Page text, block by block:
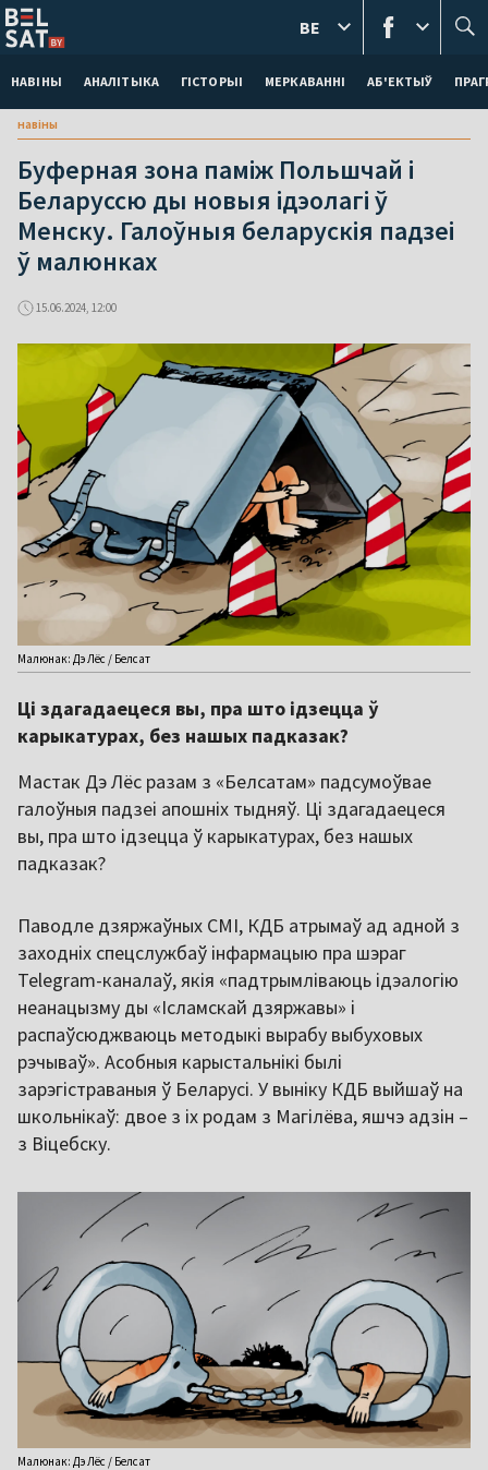
НАВІНЫ АНАЛІТЫКА ГІСТОРЫІ МЕРКАВАННI АБ'ЕКТЫЎ
BE
навіны
Буферная зона паміж Польшчай і
Беларуссю ды новыя ідэолагі ў
Менску. Галоўныя беларускія падзеі
ў малюнках
15.06.2024, 12:00
Малюнак: Дэ Лёс / Белсат
Ці здагадаецеся вы, пра што ідзецца ў
карыкатурах, без нашых падказак?
Мастак Дэ Лёс разам з «Белсатам» падсумоўвае
галоўныя падзеі апошніх тыдняў. Ці здагадаецеся
вы, пра што ідзецца ў карыкатурах, без нашых
падказак?
Паводле дзяржаўных СМІ, КДБ атрымаў ад адной з
заходніх спецслужбаў інфармацыю пра шэраг
Telegram-каналаў, якія «падтрымліваюць ідэалогію
неанацызму ды «Ісламскай дзяржавы» і
распаўсюджваюць методыкі вырабу выбуховых
рэчываў». Асобныя карыстальнікі былі
зарэгістраваныя ў Беларусі. У выніку КДБ выйшаў на
школьнікаў: двое з іх родам з Магілёва, яшчэ адзін –
з Віцебску.
Малюнак: Дэ Лёс / Белсат